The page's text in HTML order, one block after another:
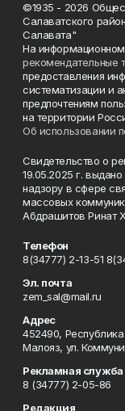
©1935 - 2026
Салаватского
Салавата"
На
рекомендательные
предоставления
систематизации и
предпочтениям
на территории
Об использовании
Свидетельство о
19.05.2025 г.
надзору в сфере
массовых
Абдрашитов Ринат
Телефон
8(34777) 2-13-51
Эл. почта
zem_sal@mail.ru
Адрес
452490,
Малояз, ул.
Рекламная служба
8 (34777) 2-05-86
Редакция